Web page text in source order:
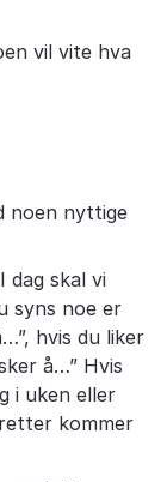
vil vite hva
noen nyttige
dag skal vi
syns noe er
hvis du liker
å…” Hvis
i uken eller
kommer